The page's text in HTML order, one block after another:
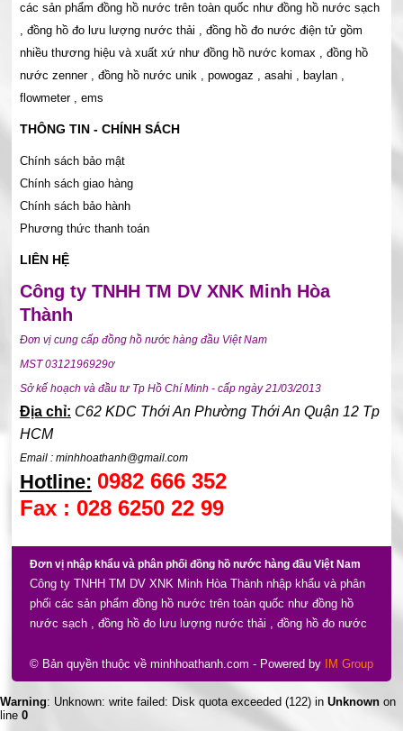
Đơn vị nhập khẩu và phân phối đồng hồ nước hàng đầu Việt Nam
Công ty TNHH TM DV XNK Minh Hòa Thành nhập khẩu và phân
phối các sản phẩm đồng hồ nước trên toàn quốc như đồng hồ
nước sạch , đồng hồ đo lưu lượng nước thải , đồng hồ đo nước
komax , đồng hồ nước zenner , đồng hồ nước unik , powogaz ,
asahi , baylan , flowmeter , ems , ... xuất xứ nhiều nơi như châu
âu , ba lan , taiwan , korea ...
các sản phẩm đồng hồ nước trên toàn quốc như đồng hồ nước sạch
, đồng hồ đo lưu lượng nước thải , đồng hồ đo nước điện tử gồm
nhiều thương hiệu và xuất xứ như đồng hồ nước komax , đồng hồ
nước zenner , đồng hồ nước unik , powogaz , asahi , baylan ,
flowmeter , ems
THÔNG TIN - CHÍNH SÁCH
Chính sách bảo mật
Chính sách giao hàng
Chính sách bảo hành
Phương thức thanh toán
LIÊN HỆ
Công ty TNHH TM DV XNK Minh Hòa
Thành
Đơn vị cung cấp đồng hồ nước hàng đầu Việt Nam
MST 0312196929ơ
Sở kế hoạch và đầu tư Tp Hồ Chí Minh - cấp ngày 21/03/2013
Địa chỉ: C62 KDC Thới An Phường Thới An Quận 12 Tp
HCM
Email : minhhoathanh@gmail.com
Hotline: 0982 666 352
Fax : 028 6250 22 99
© Bản quyền thuộc về minhhoathanh.com - Powered by IM Group
Warning: Unknown: write failed: Disk quota exceeded (122) in Unknown on
line 0